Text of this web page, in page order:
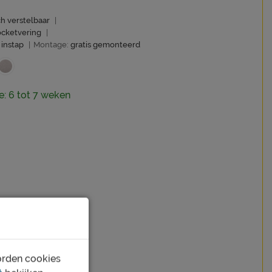
verstelbaar
Montage: gratis gemonteerd
6 tot 7 weken
cookies